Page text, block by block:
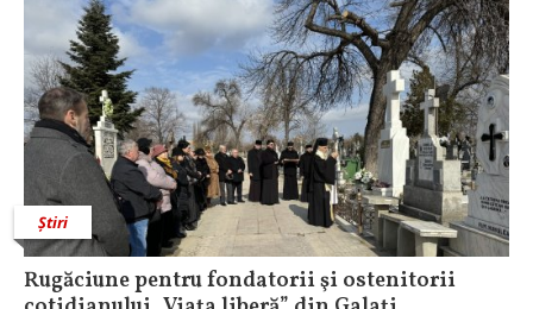
Știri
Rugăciune pentru fondatorii şi ostenitorii